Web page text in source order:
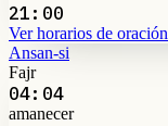
21:00
Ver horarios de oración
Ansan-si
Fajr
04:04
amanecer